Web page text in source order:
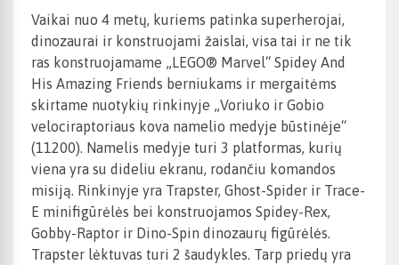
Vaikai nuo 4 metų, kuriems patinka superherojai,
dinozaurai ir konstruojami žaislai, visa tai ir ne tik
ras konstruojamame „LEGO® Marvel“ Spidey And
His Amazing Friends berniukams ir mergaitėms
skirtame nuotykių rinkinyje „Voriuko ir Gobio
velociraptoriaus kova namelio medyje būstinėje“
(11200). Namelis medyje turi 3 platformas, kurių
viena yra su dideliu ekranu, rodančiu komandos
misiją. Rinkinyje yra Trapster, Ghost-Spider ir Trace-
E minifigūrėlės bei konstruojamos Spidey-Rex,
Gobby-Raptor ir Dino-Spin dinozaurų figūrėlės.
Trapster lėktuvas turi 2 šaudykles. Tarp priedų yra